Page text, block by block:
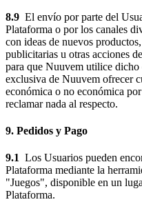
8.9 El envío por parte del
Plataforma o por los canales
con ideas de nuevos
publicitarias u otras acciones
para que Nuuvem utilice
exclusiva de Nuuvem ofrecer
económica o no económica
reclamar nada al respecto.
9. Pedidos y Pago
9.1 Los Usuarios pueden
Plataforma mediante la
"Juegos", disponible en un
Plataforma.